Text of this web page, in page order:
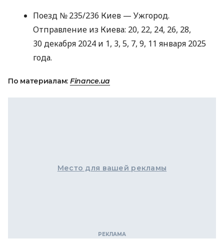
Поезд № 235/236 Киев — Ужгород.
Отправление из Киева: 20, 22, 24, 26, 28,
30 декабря 2024 и 1, 3, 5, 7, 9, 11 января 2025
года.
По материалам: Finance.ua
Место для вашей рекламы